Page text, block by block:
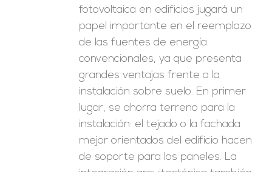
fotovoltaica en edificios jugará un
papel importante en el reemplazo
de las fuentes de energía
convencionales, ya que presenta
grandes ventajas frente a la
instalación sobre suelo. En primer
lugar, se ahorra terreno para la
instalación: el tejado o la fachada
mejor orientados del edificio hacen
de soporte para los paneles. La